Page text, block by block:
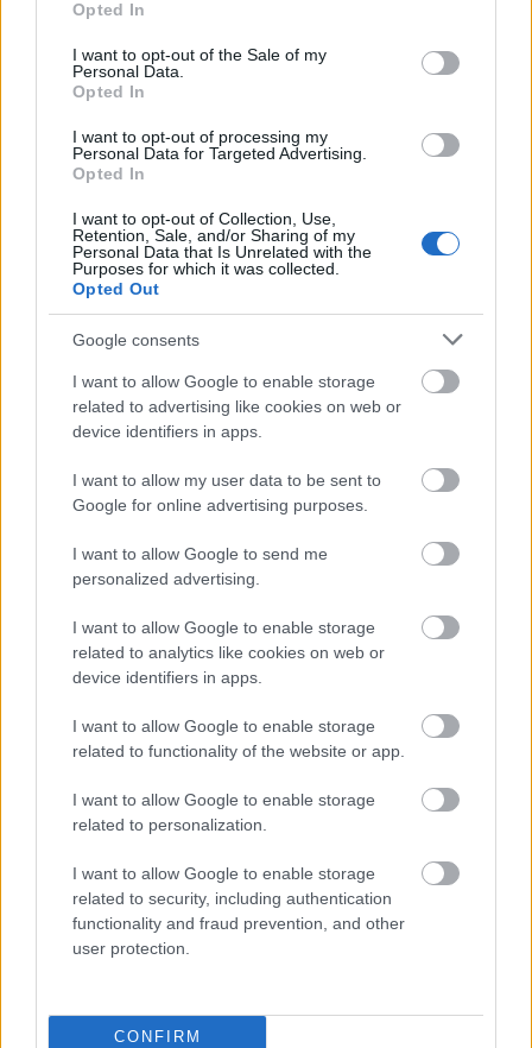
use your data for below specified purposes in below Google
consent section.
Opted In
I want to opt-out of the Sale of my
Personal Data.
Opted In
I want to opt-out of processing my
Personal Data for Targeted Advertising.
Opted In
I want to opt-out of Collection, Use,
Retention, Sale, and/or Sharing of my
Personal Data that Is Unrelated with the
Purposes for which it was collected.
Opted Out
Google consents
I want to allow Google to enable storage
related to advertising like cookies on web or
device identifiers in apps.
I want to allow my user data to be sent to
Google for online advertising purposes.
I want to allow Google to send me
personalized advertising.
I want to allow Google to enable storage
related to analytics like cookies on web or
device identifiers in apps.
I want to allow Google to enable storage
related to functionality of the website or app.
I want to allow Google to enable storage
related to personalization.
I want to allow Google to enable storage
related to security, including authentication
functionality and fraud prevention, and other
user protection.
CONFIRM
2019. szeptember 03.
A kávé ma már nem csak presszó vagy latte lehet,
sőt, ha valami különlegesebbet akarunk, akkor sem
Grillezett cukkini bulgurral - A fetától
lesz igazán ízes
Még mindig a saláta vonalon közlekedem,
zöldségeket. A cukkinit például, amelyet minden...
Borfesztiválon?